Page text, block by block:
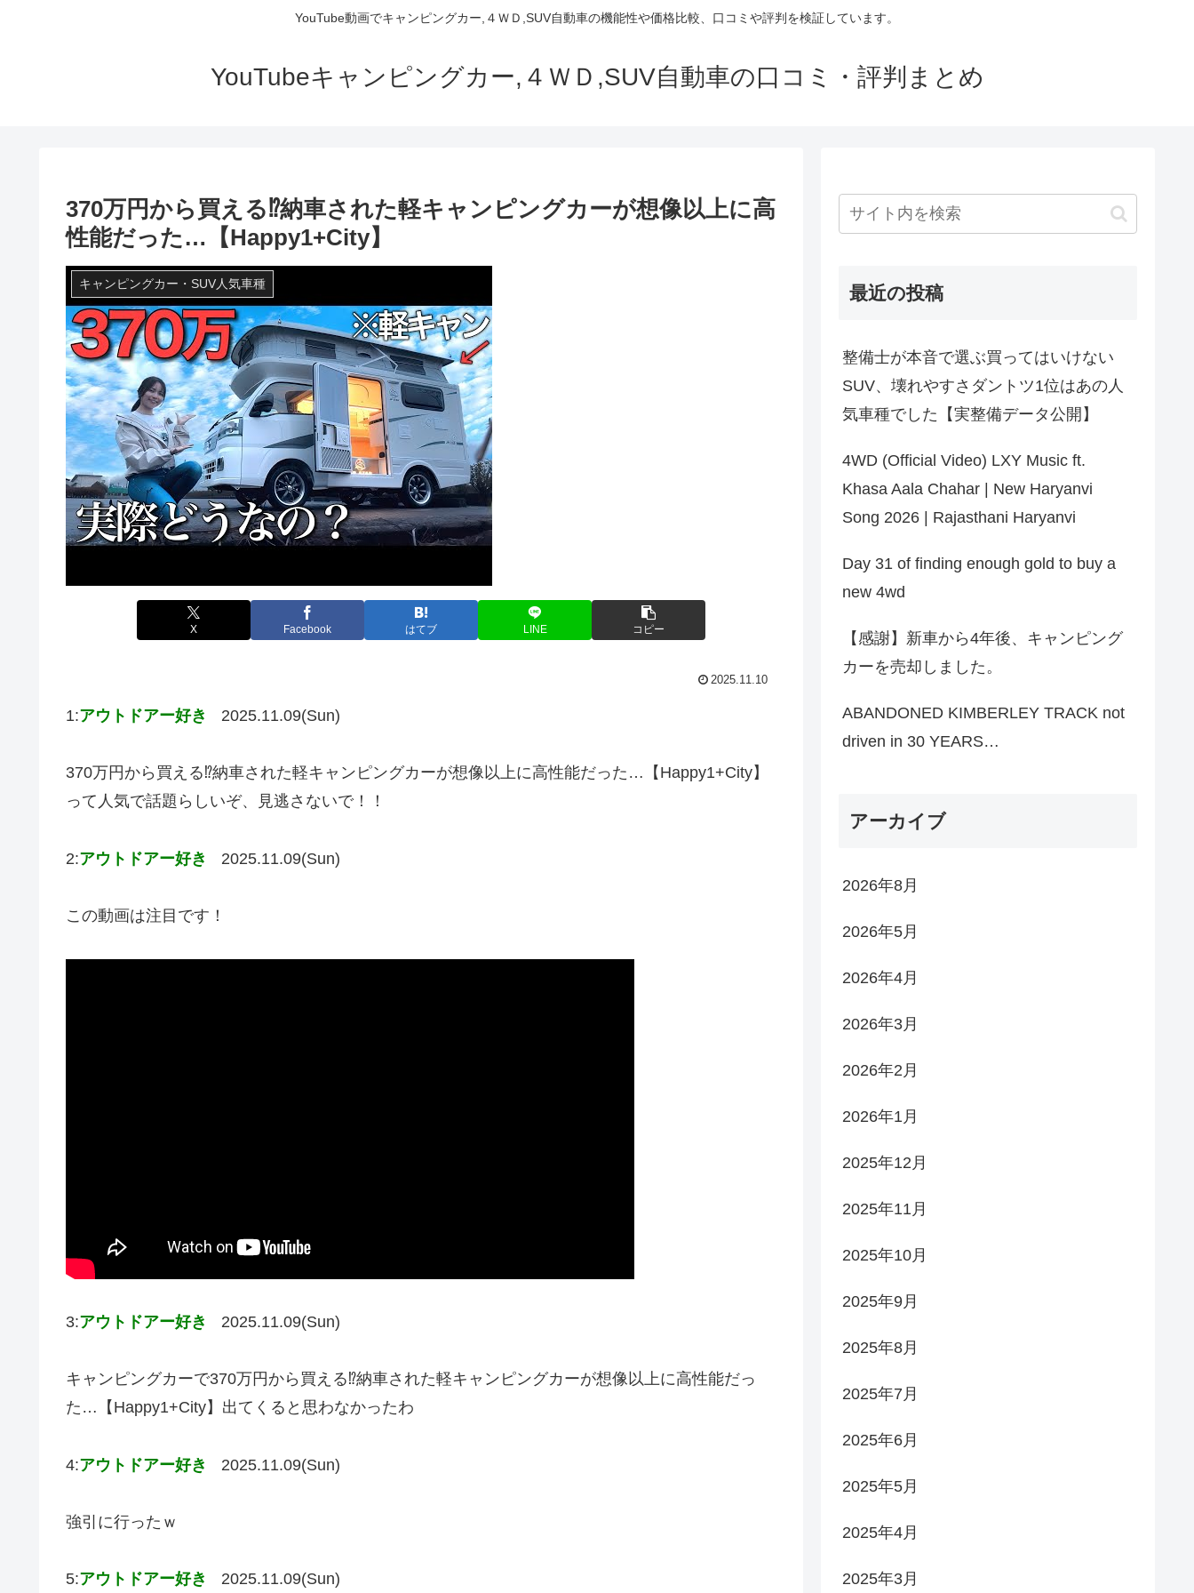
YouTube動画でキャンピングカー,４ＷＤ,SUV自動車の機能性や価格比較、口コミや評判を検証しています。
YouTubeキャンピングカー,４ＷＤ,SUV自動車の口コミ・評判まとめ
370万円から買える⁉︎納車された軽キャンピングカーが想像以上に高
性能だった…【Happy1+City】
キャンピングカー・SUV人気車種
X Facebook はてブ LINE コピー
2025.11.10
1:アウトドアー好き 2025.11.09(Sun)
370万円から買える⁉︎納車された軽キャンピングカーが想像以上に高性能だった…【Happy1+City】
って人気で話題らしいぞ、見逃さないで！！
2:アウトドアー好き 2025.11.09(Sun)
この動画は注目です！
3:アウトドアー好き 2025.11.09(Sun)
キャンピングカーで370万円から買える⁉︎納車された軽キャンピングカーが想像以上に高性能だっ
た…【Happy1+City】出てくると思わなかったわ
4:アウトドアー好き 2025.11.09(Sun)
強引に行ったｗ
5:アウトドアー好き 2025.11.09(Sun)
最近の投稿
整備士が本音で選ぶ買ってはいけない
SUV、壊れやすさダントツ1位はあの人
気車種でした【実整備データ公開】
4WD (Official Video) LXY Music ft.
Khasa Aala Chahar | New Haryanvi
Song 2026 | Rajasthani Haryanvi
Day 31 of finding enough gold to buy a
new 4wd
【感謝】新車から4年後、キャンピング
カーを売却しました。
ABANDONED KIMBERLEY TRACK not
driven in 30 YEARS…
アーカイブ
2026年8月
2026年5月
2026年4月
2026年3月
2026年2月
2026年1月
2025年12月
2025年11月
2025年10月
2025年9月
2025年8月
2025年7月
2025年6月
2025年5月
2025年4月
2025年3月